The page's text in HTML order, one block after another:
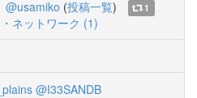
@usamiko (投稿一覧)
1
ネットワーク (1)
@I33SANDB